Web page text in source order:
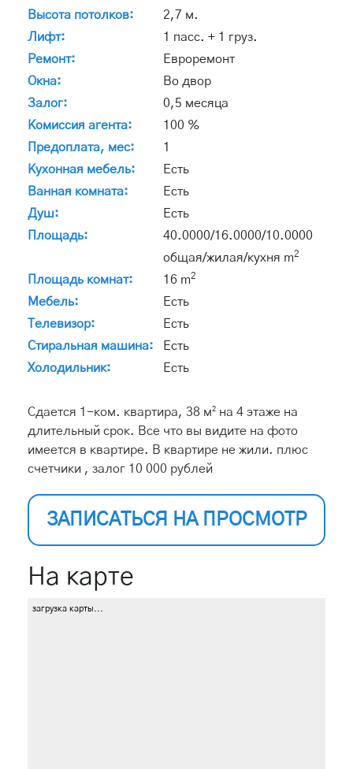
Высота потолков:
2,7 м.
Лифт:
1 пасс. + 1 груз.
Ремонт:
Евроремонт
Окна:
Во двор
Залог:
0,5 месяца
Комиссия агента:
100 %
Предоплата, мес:
1
Кухонная мебель:
Есть
Ванная комната:
Есть
Душ:
Есть
Площадь:
40.0000/16.0000/10.0000
общая/жилая/кухня m2
Площадь комнат: 16 m2
Мебель:
Есть
Телевизор:
Есть
Стиральная машина:
Есть
Холодильник:
Есть
Сдается 1-ком. квартира, 38 м² на 4 этаже на
длительный срок. Все что вы видите на фото
имеется в квартире. В квартире не жили. плюс
счетчики , залог 10 000 рублей
ЗАПИСАТЬСЯ НА ПРОСМОТР
На карте
загрузка карты...